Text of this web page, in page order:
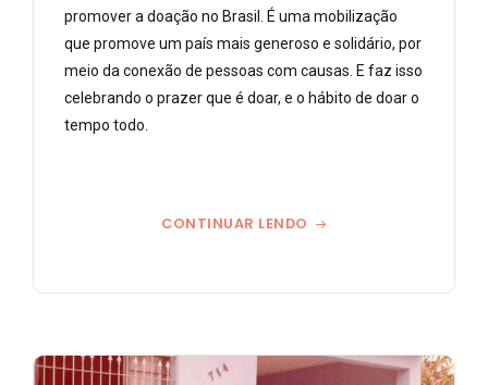
promover a doação no Brasil. É uma mobilização
que promove um país mais generoso e solidário, por
meio da conexão de pessoas com causas. E faz isso
celebrando o prazer que é doar, e o hábito de doar o
tempo todo.
CONTINUAR LENDO